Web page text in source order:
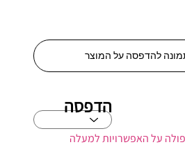
להדפסה על המוצר
הדפסה
על האפשרויות למעלה